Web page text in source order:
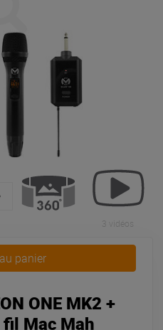
3 vidéos
au panier
ONE MK2 +
Mac Mah